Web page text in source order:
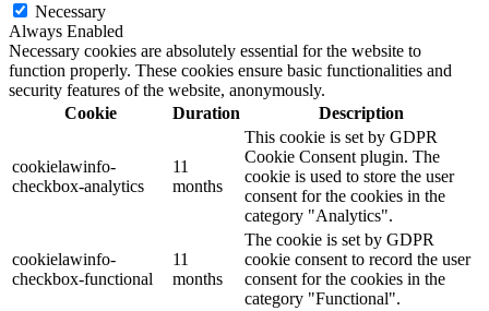
Necessary
Always Enabled
Necessary cookies are absolutely essential for the website to
function properly. These cookies ensure basic functionalities and
security features of the website, anonymously.
Cookie
Duration Description
cookielawinfo-
checkbox-analytics
11
months
This cookie is set by GDPR
Cookie Consent plugin. The
cookie is used to store the user
consent for the cookies in the
category "Analytics".
cookielawinfo-
checkbox-functional
11
months
The cookie is set by GDPR
cookie consent to record the user
consent for the cookies in the
category "Functional".